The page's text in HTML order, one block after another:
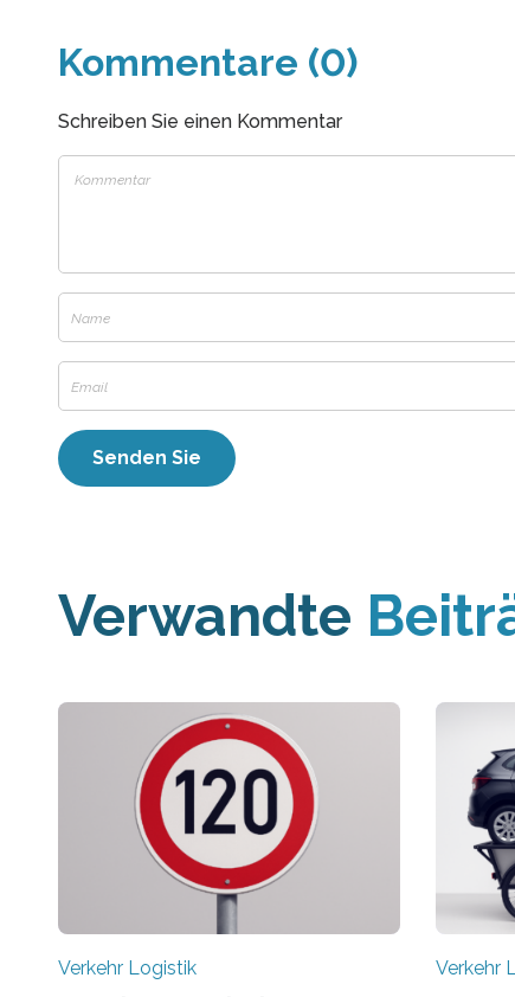
Kommentare (0)
Schreiben Sie einen Kommentar
Verwandte
Verkehr Logistik Verkehr